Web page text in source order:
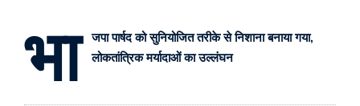
भा
जपा पार्षद को सुनियोजित तरीके से निशाना बनाया गया,
लोकतांत्रिक मर्यादाओं का उल्लंघन